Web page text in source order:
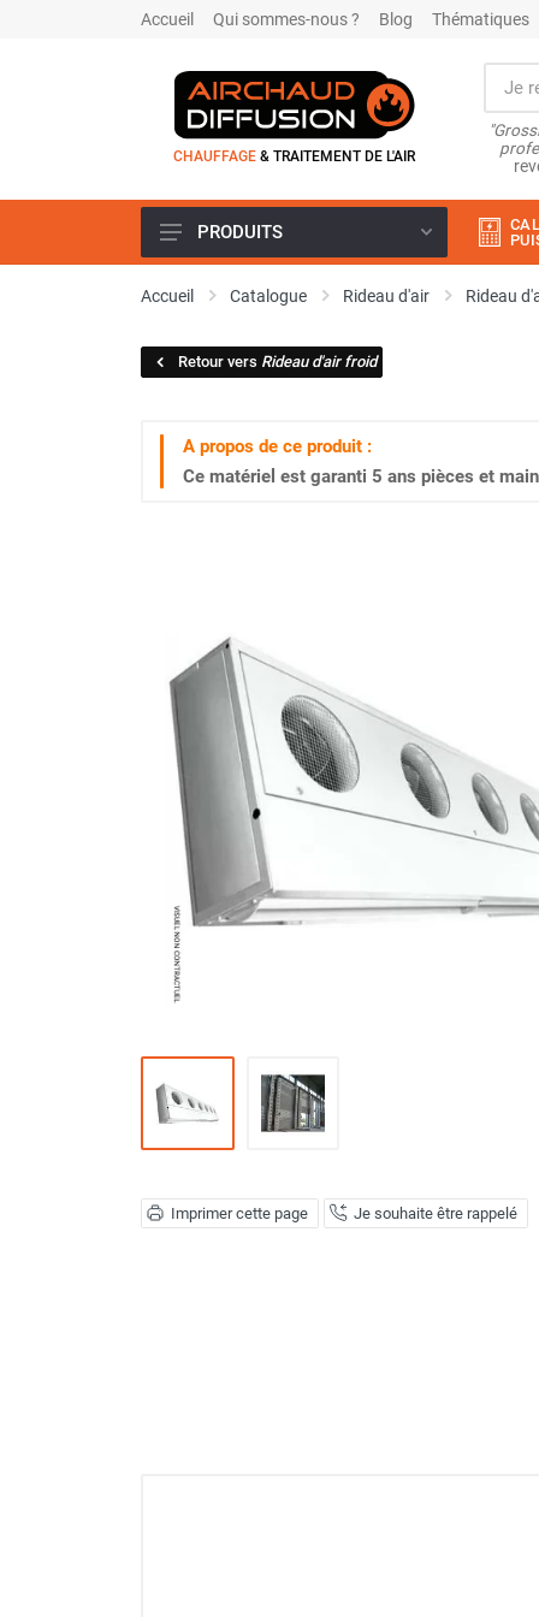
Accueil Qui sommes-nous ? Blog Thématiques
CHAUFFAGE & TRAITEMENT DE L'AIR
Climatiseur
Climatiseur mobile résidentiel et
Rafraîchisseur d'air
Rafraichisseur d'air mobile
Ventilateur / extracteur d'air mobile
Brasseur d'air
Ventilateur fixe
Ventilateur industriel
Ventilateur de chantier
Ventilateur centrifuge
Ventilateur de sol
Ventilateur sur pied
Ventilateur de bureau
Ventilateur de table
Extracteur d'air mural
Extracteur d'air mural hélicoïde
Extracteur d'air mural centrifuge
Extracteur d'air mural résidentiel
Déstratificateur ventilateur de
plafond
Déstratificateur industriel à pales
Déstratificateur de plafond design
Déstratificateur Airius
PRODUITS
Accueil Catalogue Rideau d'air Rideau
Retour vers Rideau d'air froid
A propos de ce produit :
Ce matériel est garanti 5 ans pièces et
Imprimer cette page Je souhaite être rappelé